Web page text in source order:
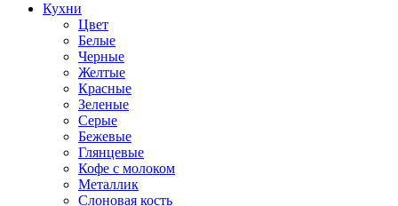
Кухни
Цвет
Белые
Черные
Желтые
Красные
Зеленые
Серые
Бежевые
Глянцевые
Кофе с молоком
Металлик
Слоновая кость